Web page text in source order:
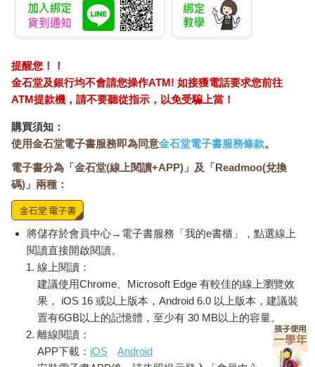
提醒您！！
金石堂及銀行均不會請您操作ATM! 如接獲電話要求您前往
ATM提款機，請不要聽從指示，以免受騙上當！
購買須知：
使用金石堂電子書服務即為同意金石堂電子書服務條款。
電子書分為「金石堂(線上閱讀+APP)」及「Readmoo(兌換
碼)」兩種：
將儲存於會員中心→電子書服務「我的e書櫃」，點選線上
閱讀直接開啟閱讀。
線上閱讀：
建議使用Chrome、Microsoft Edge 有較佳的線上瀏覽效
果， iOS 16 或以上版本，Android 6.0 以上版本，建議裝
置有6GB以上的記憶體，至少有 30 MB以上的容量。
離線閱讀：
APP下載： iOS
Android